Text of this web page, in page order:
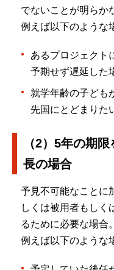
でないことが明らか
例えば以下のような
あるプロジェクト
予期せず遅延した
就学年齢の子ども
先国にとどまりた
（2）5年の期
長の場合
予見不可能なことに
しくは被用者もしく
るために必要な場合。
例えば以下のような